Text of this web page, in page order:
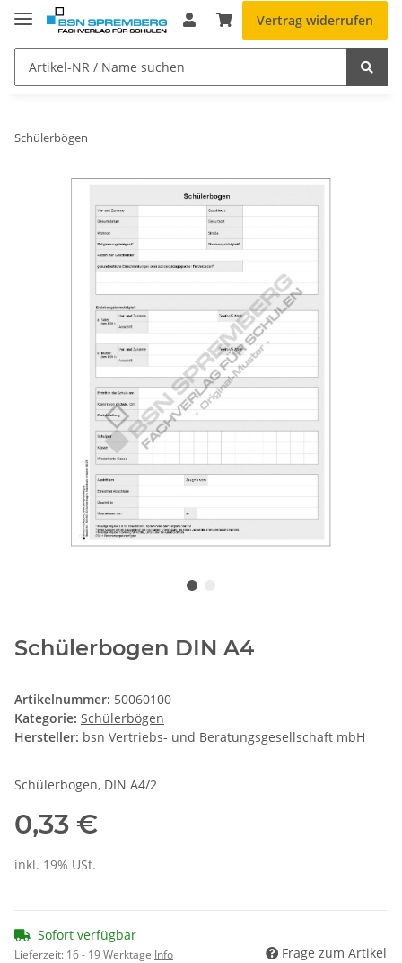
Vertrag widerrufen
Schülerbögen
Schülerbogen DIN A4
Artikelnummer: 50060100
Kategorie: Schülerbögen
Hersteller: bsn Vertriebs- und Beratungsgesellschaft mbH
Schülerbogen, DIN A4/2
0,33 €
inkl. 19% USt.
Sofort verfügbar
Lieferzeit: 16 - 19 Werktage Info Frage zum Artikel